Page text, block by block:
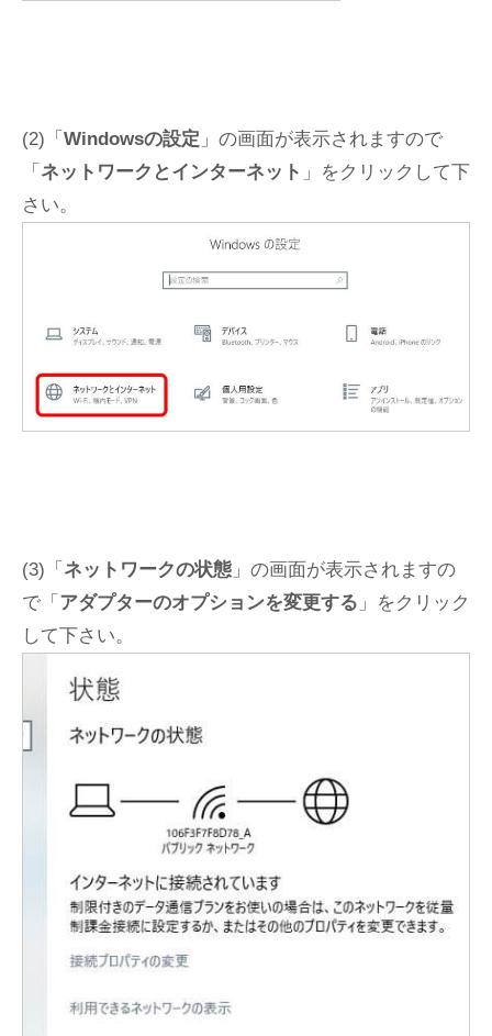
(2)「 Windowsの設定 」の画面が表示されますので
「 ネットワークとインターネット 」をクリックして下
さい。
(3)「 ネットワークの状態 」の画面が表示されますの
で「 アダプターのオプションを変更する 」をクリック
して下さい。